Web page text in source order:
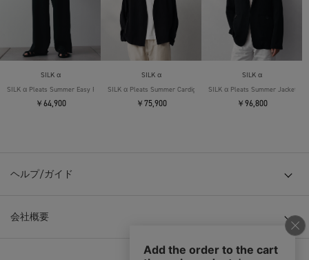
SILK α
SILK α Pleats Summer Easy Pants
￥64,900
SILK α
SILK α Pleats Summer Cardigan
￥75,900
SILK α
SILK α Pleats Summer Jacket
￥96,800
ヘルプ/ガイド
会社概要